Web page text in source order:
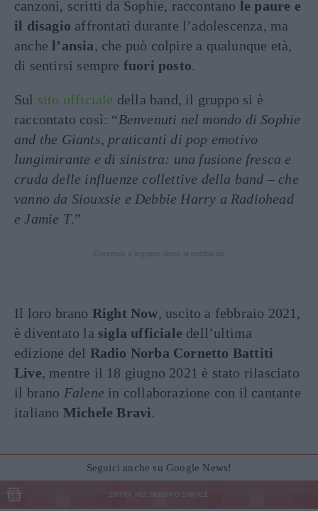
canzoni, scritti da Sophie, raccontano le paure e
il disagio affrontati durante l’adolescenza, ma
anche l’ansia, che può colpire a qualunque età,
di sentirsi sempre fuori posto.
Sul sito ufficiale della band, il gruppo si è
raccontato così: “Benvenuti nel mondo di Sophie
and the Giants, praticanti di pop emotivo
lungimirante e di sinistra: una fusione fresca e
cruda delle influenze collettive della band – che
vanno da Siouxsie e Debbie Harry a Radiohead
e Jamie T.”
Il loro brano Right Now, uscito a febbraio 2021,
è diventato la sigla ufficiale dell’ultima
edizione del Radio Norba Cornetto Battiti
Live, mentre il 18 giugno 2021 è stato rilasciato
il brano Falene in collaborazione con il cantante
italiano Michele Bravi.
Seguici anche su Google News!
ENTRA NEL NOSTRO CANALE